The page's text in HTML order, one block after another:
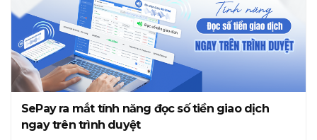
SePay ra mắt tính năng đọc số tiền giao dịch
ngay trên trình duyệt